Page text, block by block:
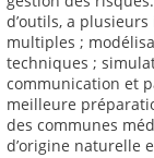
d’outils, a
multiples ;
techniques ;
communication et
meilleure
des communes
d’origine naturelle